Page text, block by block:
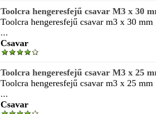
Toolcra hengeresfejű csavar M3 x 30
Toolcra hengeresfejű csavar m3 x 30
...
Csavar
Toolcra hengeresfejű csavar M3 x 25
Toolcra hengeresfejű csavar m3 x 25
...
Csavar